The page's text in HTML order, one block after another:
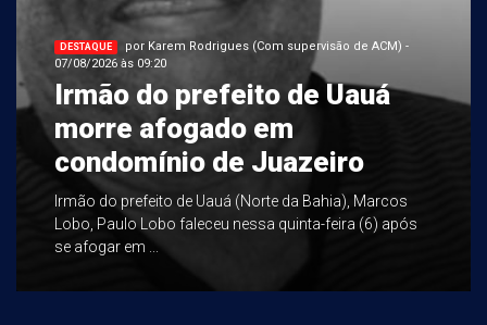
DESTAQUE
por Karem Rodrigues (Com supervisão de ACM) -
07/08/2026 às 09:20
Irmão do prefeito de Uauá
morre afogado em
condomínio de Juazeiro
Irmão do prefeito de Uauá (Norte da Bahia), Marcos
Lobo, Paulo Lobo faleceu nessa quinta-feira (6) após
se afogar em ...